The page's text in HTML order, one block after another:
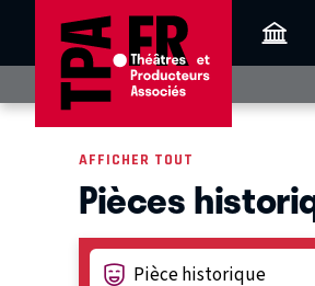
AFFICHER TOUT
Pièces